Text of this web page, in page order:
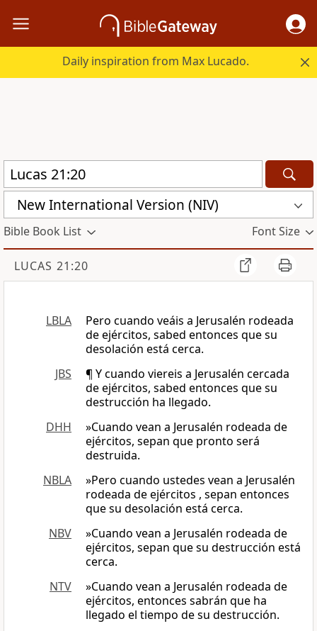
Daily inspiration from Max Lucado.
New International Version (NIV)
Bible Book List Font Size
LUCAS 21:20
LBLA
Pero cuando veáis a Jerusalén rodeada
de ejércitos, sabed entonces que su
desolación está cerca.
JBS
¶ Y cuando viereis a Jerusalén cercada
de ejércitos, sabed entonces que su
destrucción ha llegado.
DHH
»Cuando vean a Jerusalén rodeada de
ejércitos, sepan que pronto será
destruida.
NBLA
»Pero cuando ustedes vean a Jerusalén
rodeada de ejércitos , sepan entonces
que su desolación está cerca.
NBV
»Cuando vean a Jerusalén rodeada de
ejércitos, sepan que su destrucción está
cerca.
NTV
»Cuando vean a Jerusalén rodeada de
ejércitos, entonces sabrán que ha
llegado el tiempo de su destrucción.